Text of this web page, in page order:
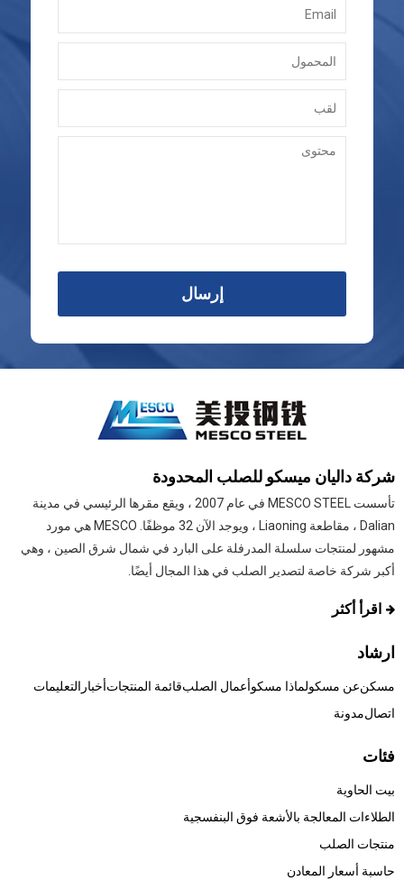
إرسال
شركة داليان ميسكو للصلب المحدودة
تأسست MESCO STEEL في عام 2007 ، ويقع مقرها الرئيسي في مدينة
Dalian ، مقاطعة Liaoning ، ويوجد الآن 32 موظفًا. MESCO هي مورد
مشهور لمنتجات سلسلة المدرفلة على البارد في شمال شرق الصين ، وهي
أكبر شركة خاصة لتصدير الصلب في هذا المجال أيضًا.
اقرأ أكثر
ارشاد
مسكنعن مسكولماذا مسكوأعمال الصلبقائمة المنتجاتأخبار التعليمات
اتصالمدونة
فئات
بيت الحاوية
الطلاءات المعالجة بالأشعة فوق البنفسجية
منتجات الصلب
حاسبة أسعار المعادن